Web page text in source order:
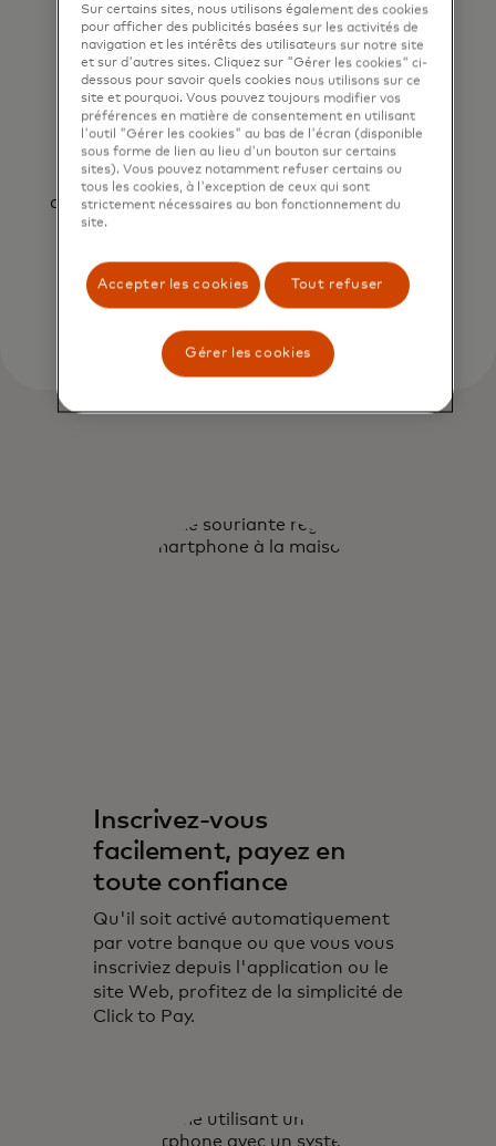
Une plus grande fidélisation des
émetteurs
L'inscription facile des titulaires de carte
augmente les taux d'approbation et la fidélité
Inscrivez-vous
facilement, payez en
toute confiance
Qu'il soit activé automatiquement
par votre banque ou que vous vous
inscriviez depuis l'application ou le
site Web, profitez de la simplicité de
Click to Pay.
Sur certains sites, nous utilisons également des cookies
pour afficher des publicités basées sur les activités de
navigation et les intérêts des utilisateurs sur notre site
et sur d'autres sites. Cliquez sur "Gérer les cookies" ci-
dessous pour savoir quels cookies nous utilisons sur ce
site et pourquoi. Vous pouvez toujours modifier vos
préférences en matière de consentement en utilisant
l'outil "Gérer les cookies" au bas de l'écran (disponible
sous forme de lien au lieu d'un bouton sur certains
sites). Vous pouvez notamment refuser certains ou
tous les cookies, à l'exception de ceux qui sont
strictement nécessaires au bon fonctionnement du
site.
Accepter les cookies Tout refuser
Gérer les cookies